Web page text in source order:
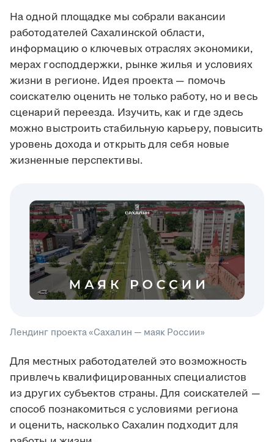
На одной площадке мы собрали вакансии
работодателей Сахалинской области,
информацию о ключевых отраслях экономики,
мерах господдержки, рынке жилья и условиях
жизни в регионе. Идея проекта — помочь
соискателю оценить не только работу, но и весь
сценарий переезда. Изучить, как и где здесь
можно выстроить стабильную карьеру, повысить
уровень дохода и открыть для себя новые
жизненные перспективы.
Лендинг проекта «Сахалин — маяк России»
Для местных работодателей это возможность
привлечь квалифицированных специалистов
из других субъектов страны. Для соискателей —
способ познакомиться с условиями региона
и оценить, насколько Сахалин подходит для